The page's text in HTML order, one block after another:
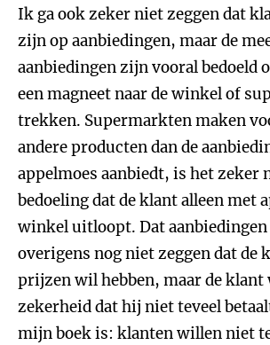
Ik ga ook zeker niet zeggen dat
zijn op aanbiedingen, maar de
aanbiedingen zijn vooral bedoeld
een magneet naar de winkel of
trekken. Supermarkten maken
andere producten dan de
appelmoes aanbiedt, is het zeker
bedoeling dat de klant alleen met
winkel uitloopt. Dat
overigens nog niet zeggen dat de
prijzen wil hebben, maar de klant
zekerheid dat hij niet teveel
mijn boek is: klanten willen niet